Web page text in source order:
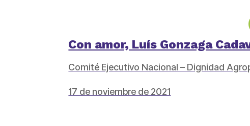
Con amor, Luís Gonzaga
Comité Ejecutivo Nacional – Dignidad
17 de noviembre de 2021